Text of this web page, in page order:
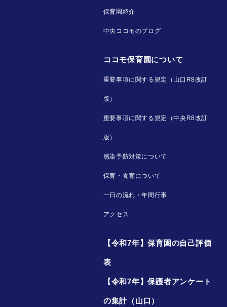
保育園紹介
中央ココモのブログ
ココモ保育園について
重要事項に関する規定（山口R8改訂
版）
重要事項に関する規定（中央R8改訂
版）
感染予防対策について
保育・食育について
一日の流れ・年間行事
アクセス
【令和7年】保育園の自己評価
表
【令和7年】保護者アンケート
の集計（山口）